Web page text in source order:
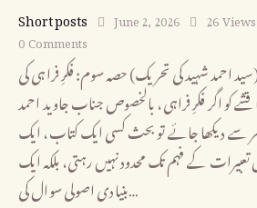
Short posts June 2, 2026 26Views
0Comments
احمد شہید کی تحریک) حصہ سوم: فکرِ فراہی کی
اگر فکرِ فراہی، بالخصوص جناب جاوید احمد
سے دیکھا جائے تو بحث کسی ایک کتاب، ایک
کے فہم تک محدود نہیں رہتی، بلکہ ایک
بنیادی اصولی سوال کی…